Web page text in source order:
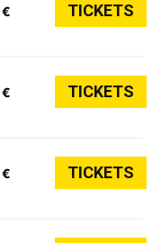
TICKETS
TICKETS
TICKETS